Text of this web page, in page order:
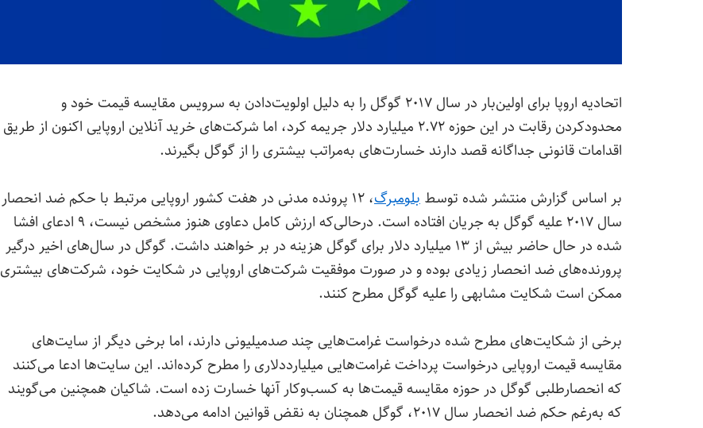
اتحادیه اروپا برای اولین‌بار در سال ۲۰۱۷ گوگل را به دلیل اولویت‌دادن به سرویس مقایسه قیمت خود و
محدودکردن رقابت در این حوزه ۲.۷۲ میلیارد دلار جریمه کرد، اما شرکت‌های خرید آنلاین اروپایی اکنون از طریق
اقدامات قانونی جداگانه قصد دارند خسارت‌های به‌مراتب بیشتری را از گوگل بگیرند.
بر اساس گزارش منتشر شده توسط بلومبرگ
، ۱۲ پرونده مدنی در هفت کشور اروپایی مرتبط با حکم ضد انحصار
سال ۲۰۱۷ علیه گوگل به جریان افتاده است. درحالی‌که ارزش کامل دعاوی هنوز مشخص نیست، ۹ ادعای افشا
شده در حال حاضر بیش از ۱۳ میلیارد دلار برای گوگل هزینه در بر خواهند داشت. گوگل در سال‌های اخیر درگیر
پرورنده‌های ضد انحصار زیادی بوده و در صورت موفقیت شرکت‌های اروپایی در شکایت خود، شرکت‌های بیشتری
ممکن است شکایت مشابهی را علیه گوگل مطرح کنند.
برخی از شکایت‌های مطرح شده درخواست غرامت‌هایی چند صدمیلیونی دارند، اما برخی دیگر از سایت‌های
مقایسه قیمت اروپایی درخواست پرداخت غرامت‌هایی میلیارددلاری را مطرح کرده‌اند. این سایت‌ها ادعا می‌کنند
که انحصارطلبی گوگل در حوزه مقایسه قیمت‌ها به کسب‌وکار آنها خسارت زده است. شاکیان همچنین می‌گویند
که به‌رغم حکم ضد انحصار سال ۲۰۱۷، گوگل همچنان به نقض قوانین ادامه می‌دهد.